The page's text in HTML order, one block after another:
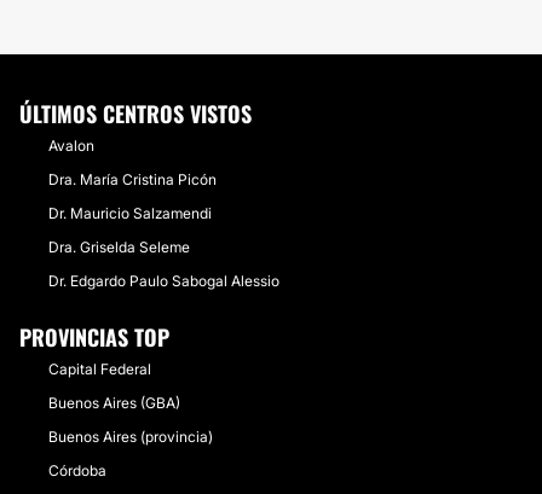
ÚLTIMOS CENTROS VISTOS
Avalon
Dra. María Cristina Picón
Dr. Mauricio Salzamendi
Dra. Griselda Seleme
Dr. Edgardo Paulo Sabogal Alessio
PROVINCIAS TOP
Capital Federal
Buenos Aires (GBA)
Buenos Aires (provincia)
Córdoba